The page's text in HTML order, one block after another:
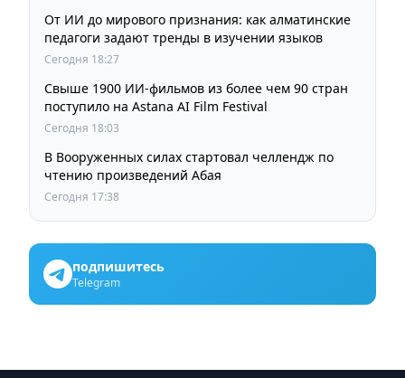
От ИИ до мирового признания: как алматинские
педагоги задают тренды в изучении языков
Сегодня 18:27
Свыше 1900 ИИ-фильмов из более чем 90 стран
поступило на Astana AI Film Festival
Сегодня 18:03
В Вооруженных силах стартовал челлендж по
чтению произведений Абая
Сегодня 17:38
подпишитесь
Telegram